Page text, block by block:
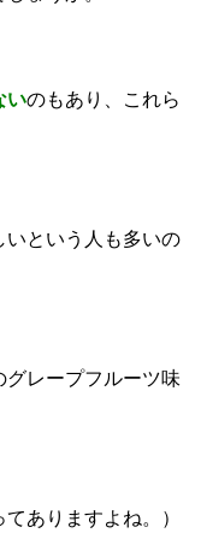
いのもあり、これら
いという人も多いの
グレープフルーツ味
ありますよね。）